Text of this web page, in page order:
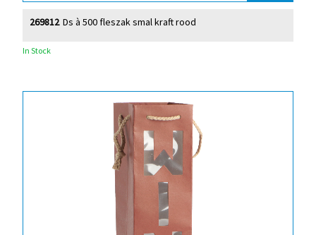
Ds à 500 fleszak smal kraft rood
269812
In Stock